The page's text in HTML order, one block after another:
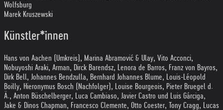
Wolfsburg
Marek Kruszewski
Künstler*innen
Hans von Aachen (Umkreis), Marina Abramović & Ulay, Vito Acconci,
Nobuyoshi Araki, Arman, Dirck Barendsz, Lenora de Barros, Franz von Bayros,
Dirk Bell, Johannes Bendzulla, Bernhard Johannes Blume, Louis-Léopold
Boilly, Hieronymus Bosch (Nachfolger), Louise Bourgeois, Pieter Bruegel d.
Ä., Anton Büschelberger, Luca Cambiaso, Javier Castro und Luis Gárciga,
Jake & Dinos Chapman, Francesco Clemente, Otto Coester, Tony Cragg, Lucas